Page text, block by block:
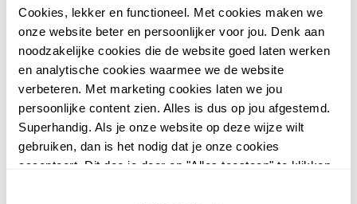
Cookies, lekker en functioneel. Met cookies maken we
onze website beter en persoonlijker voor jou. Denk aan
noodzakelijke cookies die de website goed laten werken
en analytische cookies waarmee we de website
verbeteren. Met marketing cookies laten we jou
persoonlijke content zien. Alles is dus op jou afgestemd.
Superhandig. Als je onze website op deze wijze wilt
gebruiken, dan is het nodig dat je onze cookies
accepteert. Dit doe je door op "Alles toestaan" te klikken.